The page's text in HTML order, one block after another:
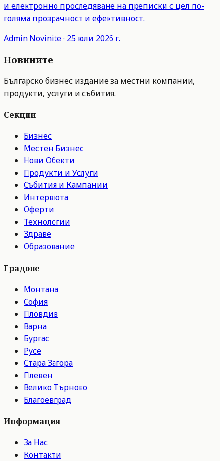
и електронно проследяване на преписки с цел по-
голяма прозрачност и ефективност.
Admin Novinite· 25 юли 2026 г.
Новините
Българско бизнес издание за местни компании,
продукти, услуги и събития.
Секции
Бизнес
Местен Бизнес
Нови Обекти
Продукти и Услуги
Събития и Кампании
Интервюта
Оферти
Технологии
Здраве
Образование
Градове
Монтана
София
Пловдив
Варна
Бургас
Русе
Стара Загора
Плевен
Велико Търново
Благоевград
Информация
За Нас
Контакти